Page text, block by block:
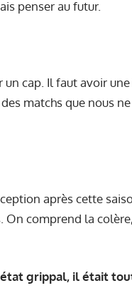
penser au futur.
un cap. Il faut avoir
matchs que nous ne
après cette
On comprend la
état grippal, il était